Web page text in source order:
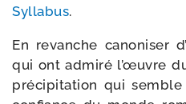
Syllabus.
En revanche cano­ni­ser
qui ont admi­ré l’œuvre
pré­ci­pi­ta­tion qui